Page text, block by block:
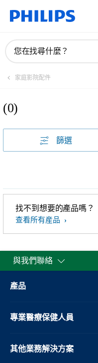
您在找尋什麼？
家庭影院配件
(0)
篩選
找不到想要的產品嗎？
查看所有産品
與我們聯絡
產品
專業醫療保健人員
其他業務解決方案​